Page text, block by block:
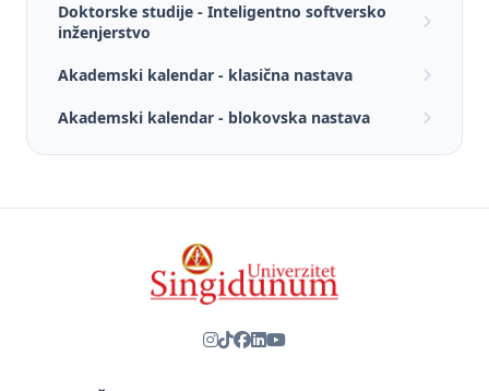
Doktorske studije - Inteligentno softversko
inženjerstvo
Akademski kalendar - klasična nastava
Akademski kalendar - blokovska nastava